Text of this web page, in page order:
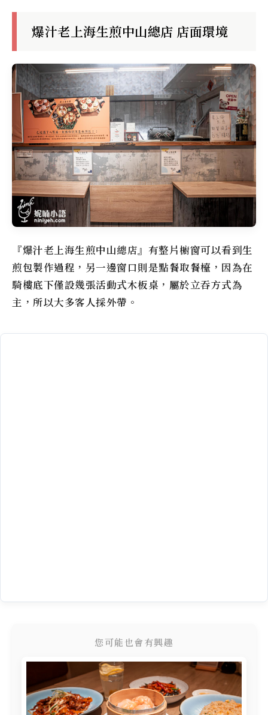
爆汁老上海生煎中山總店 店面環境
『爆汁老上海生煎中山總店』有整片櫥窗可以看到生
煎包製作過程，另一邊窗口則是點餐取餐檯，因為在
騎樓底下僅設幾張活動式木板桌，屬於立吞方式為
主，所以大多客人採外帶。
您可能也會有興趣